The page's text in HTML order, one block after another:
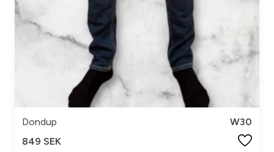
Dondup
W30
849 SEK